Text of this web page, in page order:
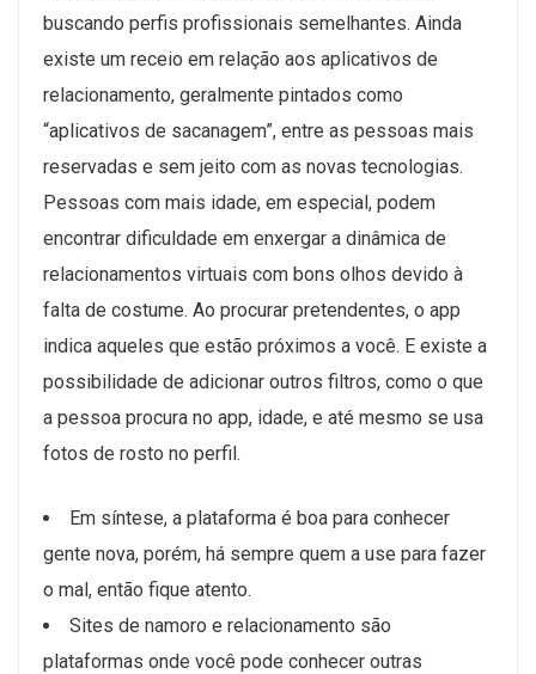
buscando perfis profissionais semelhantes. Ainda
existe um receio em relação aos aplicativos de
relacionamento, geralmente pintados como
“aplicativos de sacanagem”, entre as pessoas mais
reservadas e sem jeito com as novas tecnologias.
Pessoas com mais idade, em especial, podem
encontrar dificuldade em enxergar a dinâmica de
relacionamentos virtuais com bons olhos devido à
falta de costume. Ao procurar pretendentes, o app
indica aqueles que estão próximos a você. E existe a
possibilidade de adicionar outros filtros, como o que
a pessoa procura no app, idade, e até mesmo se usa
fotos de rosto no perfil.
Em síntese, a plataforma é boa para conhecer
gente nova, porém, há sempre quem a use para fazer
o mal, então fique atento.
Sites de namoro e relacionamento são
plataformas onde você pode conhecer outras